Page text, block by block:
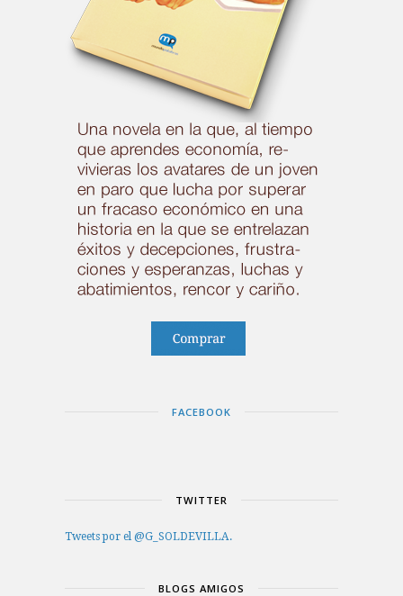
FACEBOOK
TWITTER
Tweets por el @G_SOLDEVILLA.
BLOGS AMIGOS